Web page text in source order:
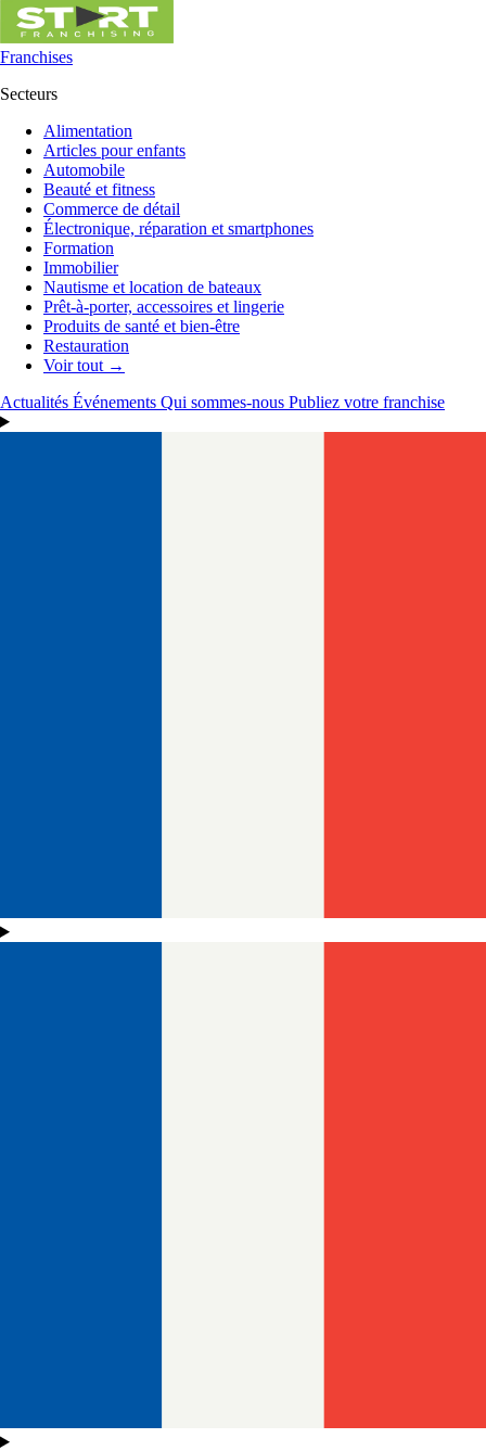
Franchises
Secteurs
Alimentation
Articles pour enfants
Automobile
Beauté et fitness
Commerce de détail
Électronique, réparation et smartphones
Formation
Immobilier
Nautisme et location de bateaux
Prêt-à-porter, accessoires et lingerie
Produits de santé et bien-être
Restauration
Voir tout →
Actualités Événements Qui sommes-nous Publiez votre franchise